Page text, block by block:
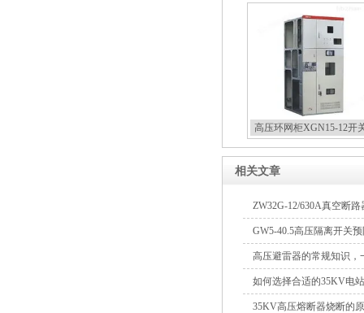
高压环网柜XGN15-12开
相关文章
ZW32G-12/630A真空断
GW5-40.5高压隔离开关
高压避雷器的常规知识，
如何选择合适的35KV电
35KV高压熔断器烧断的